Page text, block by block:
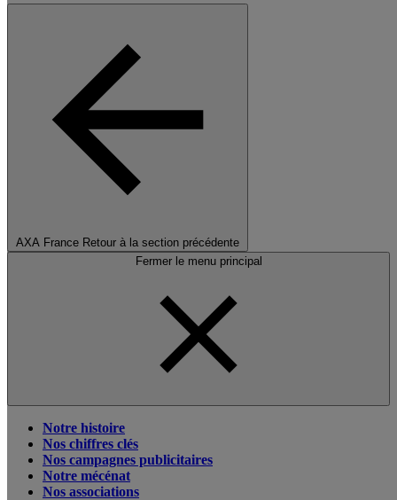
AXA France Retour à la section précédente
Fermer le menu principal
Notre histoire
Nos chiffres clés
Nos campagnes publicitaires
Notre mécénat
Nos associations